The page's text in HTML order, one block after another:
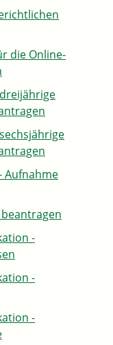
die Online-
Aufnahme
-
-
-